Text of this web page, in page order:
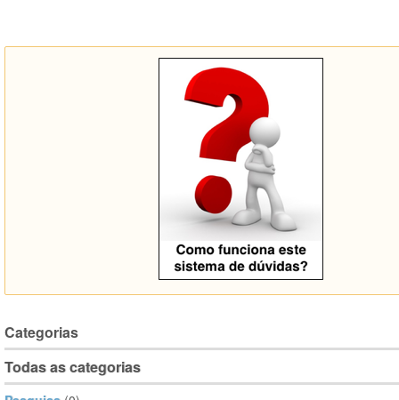
Categorias
Todas as categorias